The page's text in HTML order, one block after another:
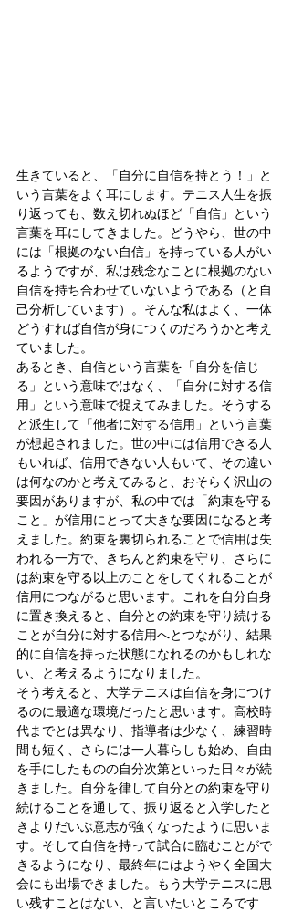
生きていると、「自分に自信を持とう！」と
いう言葉をよく耳にします。テニス人生を振
り返っても、数え切れぬほど「自信」という
言葉を耳にしてきました。どうやら、世の中
には「根拠のない自信」を持っている人がい
るようですが、私は残念なことに根拠のない
自信を持ち合わせていないようである（と自
己分析しています）。そんな私はよく、一体
どうすれば自信が身につくのだろうかと考え
ていました。
あるとき、自信という言葉を「自分を信じ
る」という意味ではなく、「自分に対する信
用」という意味で捉えてみました。そうする
と派生して「他者に対する信用」という言葉
が想起されました。世の中には信用できる人
もいれば、信用できない人もいて、その違い
は何なのかと考えてみると、おそらく沢山の
要因がありますが、私の中では「約束を守る
こと」が信用にとって大きな要因になると考
えました。約束を裏切られることで信用は失
われる一方で、きちんと約束を守り、さらに
は約束を守る以上のことをしてくれることが
信用につながると思います。これを自分自身
に置き換えると、自分との約束を守り続ける
ことが自分に対する信用へとつながり、結果
的に自信を持った状態になれるのかもしれな
い、と考えるようになりました。
そう考えると、大学テニスは自信を身につけ
るのに最適な環境だったと思います。高校時
代までとは異なり、指導者は少なく、練習時
間も短く、さらには一人暮らしも始め、自由
を手にしたものの自分次第といった日々が続
きました。自分を律して自分との約束を守り
続けることを通して、振り返ると入学したと
きよりだいぶ意志が強くなったように思いま
す。そして自信を持って試合に臨むことがで
きるようになり、最終年にはようやく全国大
会にも出場できました。もう大学テニスに思
い残すことはない、と言いたいところです